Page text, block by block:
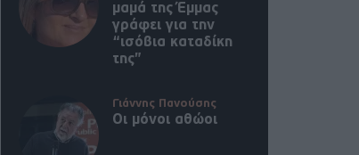
μαμά της Έμμας
γράφει για την
“ισόβια καταδίκη
της”
Γιάννης Πανούσης
Οι μόνοι αθώοι